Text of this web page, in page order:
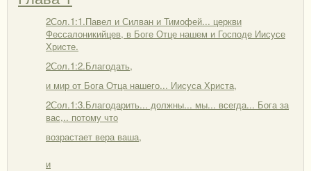
2Сол.1:1.Павел и Силван и Тимофей... церкви
Фессалоникийцев, в Боге Отце нашем и Господе Иисусе
Христе.
2Сол.1:2.Благодать,
и мир от Бога Отца нашего... Иисуса Христа,
2Сол.1:3.Благодарить... должны... мы... всегда... Бога за
вас,.. потому что
возрастает вера ваша,
и